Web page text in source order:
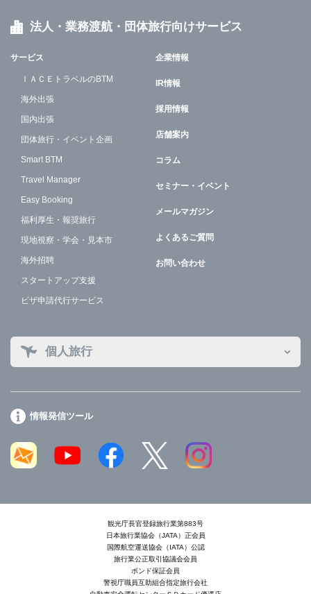
法人・業務渡航・団体旅行向けサービス
サービス
ＩＡＣＥトラベルのBTM
海外出張
国内出張
団体旅行・イベント企画
Smart BTM
Travel Manager
Easy Booking
福利厚生・報奨旅行
現地視察・学会・見本市
海外招聘
スタートアップ支援
ビザ申請代行サービス
企業情報
IR情報
採用情報
店舗案内
コラム
セミナー・イベント
メールマガジン
よくあるご質問
お問い合わせ
個人旅行
情報発信ツール
観光庁長官登録旅行業第883号
日本旅行業協会（JATA）正会員
国際航空運送協会（IATA）公認
旅行業公正取引協議会会員
ボンド保証会員
警視庁職員互助組合指定旅行会社